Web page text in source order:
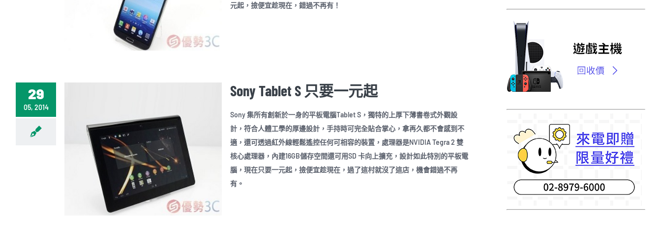
元起，撿便宜趁現在，錯過不再有！
29
05, 2014
Sony Tablet S 只要一元起
Sony 集所有創新於一身的平板電腦Tablet S，獨特的上厚下薄書卷式外觀設
計，符合人體工學的厚邊設計，手持時可完全貼合掌心，拿再久都不會感到不
適，還可透過紅外線輕鬆遙控任何可相容的裝置，處理器是NVIDIA Tegra 2 雙
核心處理器，內建16GB儲存空間還可用SD 卡向上擴充，設計如此特別的平板電
腦，現在只要一元起，撿便宜趁現在，過了這村就沒了這店，機會錯過不再
有。